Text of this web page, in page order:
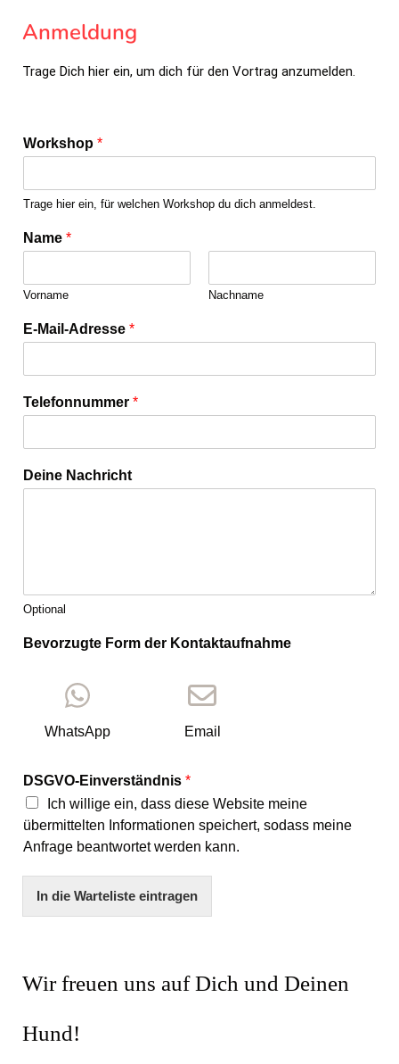
Anmeldung
Trage Dich hier ein, um dich für den Vortrag anzumelden.
Workshop *
Trage hier ein, für welchen Workshop du dich anmeldest.
Name *
Vorname Nachname
E-Mail-Adresse *
Telefonnummer *
Deine Nachricht
Optional
Bevorzugte Form der Kontaktaufnahme
WhatsApp Email
D
S
G
V
O
E
n
s
n
DSGVO-Einverständnis *
Ich willige ein, dass diese Website meine
übermittelten Informationen speichert, sodass meine
Anfrage beantwortet werden kann.
In die Warteliste eintragen
Wir freuen uns auf Dich und Deinen
Hund!